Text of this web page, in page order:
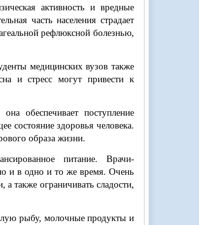
активность и вредные
часть населения страдает
рефлюксной болезнью,
медицинских вузов также
и стресс могут привести к
обеспечивает поступление
состояние здоровья человека.
образа жизни.
питание. Врачи-
и в одно и то же время. Очень
также ограничивать сладости,
рыбу, молочные продукты и